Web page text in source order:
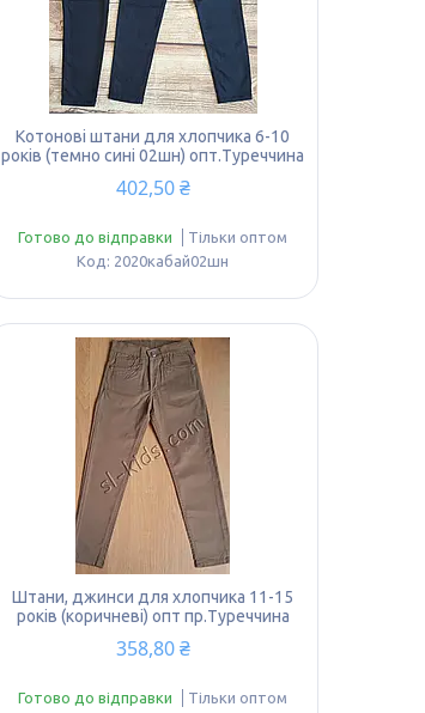
Котонові штани для хлопчика 6-10
років (темно сині 02шн) опт.Туреччина
402,50 ₴
Готово до відправки
Тільки оптом
2020кабай02шн
Штани, джинси для хлопчика 11-15
років (коричневі) опт пр.Туреччина
358,80 ₴
Готово до відправки
Тільки оптом